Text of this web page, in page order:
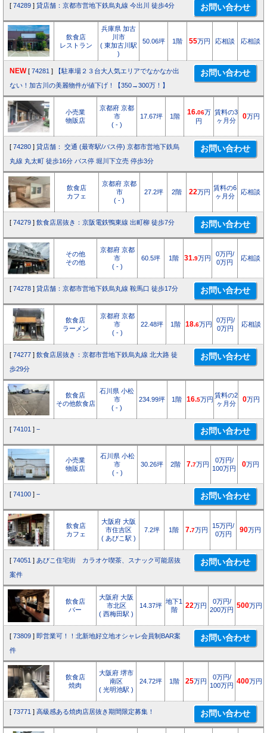
[ 74289 ] 貸店舗：京都市営地下鉄烏丸線 今出川 徒歩4分
飲食店
レストラン
兵庫県 加古
川市
( 東加古川駅
)
50.06坪 1階 55万円 応相談 応相談
NEW[ 74281 ]
【駐車場２３台大人気エリアでなかなか出
ない！加古川の美麗物件が値下げ！【350→300万！】
小売業
物販店
京都府 京都
市
( - )
17.67坪 1階
16.06万
円
賃料の3
ヶ月分
0万円
[ 74280 ] 貸店舗： 交通 (最寄駅/バス停) 京都市営地下鉄烏
丸線 丸太町 徒歩16分 バス停 堀川下立売 停歩3分
飲食店
カフェ
京都府 京都
市
( - )
27.2坪 2階 22万円
賃料の6
ヶ月分
応相談
[ 74279 ] 飲食店居抜き：京阪電鉄鴨東線 出町柳 徒歩7分
その他
その他
京都府 京都
市
( - )
60.5坪 1階 31.9万円
0万円/
0万円
応相談
[ 74278 ] 貸店舗：京都市営地下鉄烏丸線 鞍馬口 徒歩17分
飲食店
ラーメン
京都府 京都
市
( - )
22.48坪 1階 18.6万円
0万円/
0万円
応相談
[ 74277 ] 飲食店居抜き：京都市営地下鉄烏丸線 北大路 徒
歩29分
飲食店
その他飲食店
石川県 小松
市
( - )
234.99坪 1階 16.5万円
賃料の2
ヶ月分
0万円
[ 74101 ] −
小売業
物販店
石川県 小松
市
( - )
30.26坪 2階 7.7万円
0万円/
100万円
0万円
[ 74100 ] −
飲食店
カフェ
大阪府 大阪
市住吉区
( あびこ駅 )
7.2坪 1階 7.7万円
15万円/
0万円
90万円
[ 74051 ] あびこ住宅街 カラオケ喫茶、スナック可能居抜
案件
飲食店
バー
大阪府 大阪
市北区
( 西梅田駅 )
14.37坪
地下1
階
22万円
0万円/
200万円
500万円
[ 73809 ] 即営業可！！北新地好立地オシャレ会員制BAR案
件
飲食店
焼肉
大阪府 堺市
南区
( 光明池駅 )
24.72坪 1階 25万円
0万円/
100万円
400万円
[ 73771 ] 高級感ある焼肉店居抜き期間限定募集！